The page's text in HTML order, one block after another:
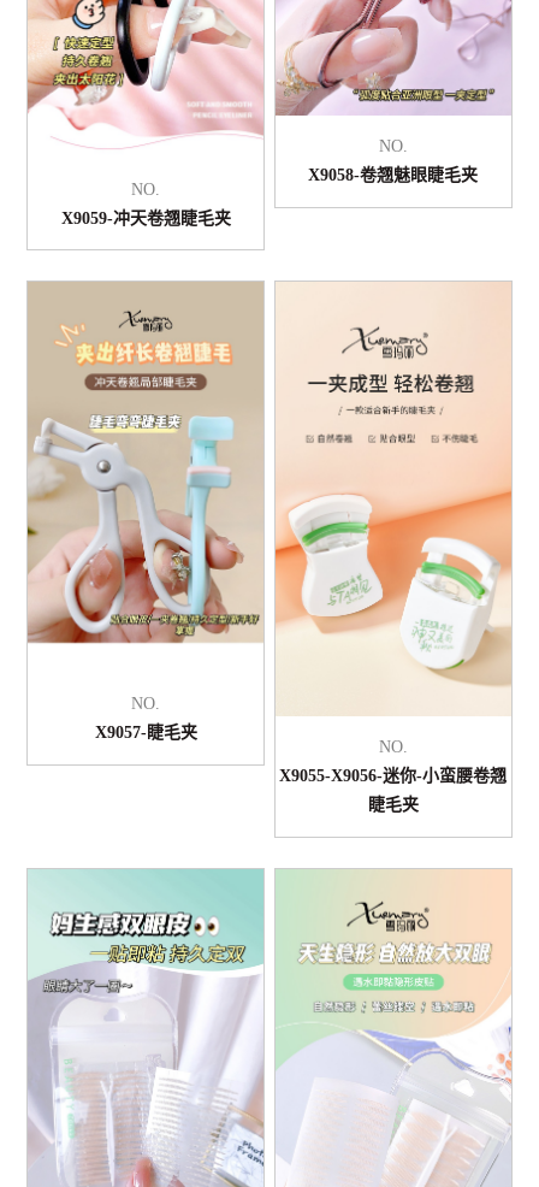
NO.
X9059-冲天卷翘睫毛夹
NO.
X9058-卷翘魅眼睫毛夹
NO.
X9057-睫毛夹
NO.
X9055-X9056-迷你-小蛮腰卷翘
睫毛夹